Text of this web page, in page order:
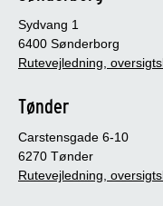
Sydvang 1
6400 Sønderborg
Rutevejledning,
Tønder
Carstensgade 6-10
6270 Tønder
Rutevejledning,